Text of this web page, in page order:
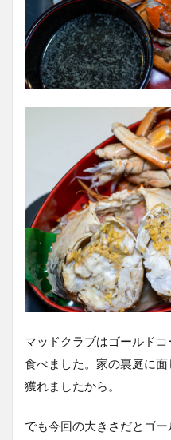
マッドクラブはゴールド
食べました。家の裏庭に
獲れましたから。
でも今回の大きさだとゴ